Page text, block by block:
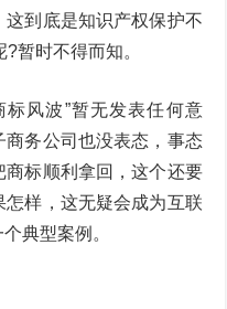
到底是知识产权保护不
暂时不得而知。
标风波”暂无发表任何意
商务公司也没表态，事态
标顺利拿回，这个还要
样，这无疑会成为互联
典型案例。